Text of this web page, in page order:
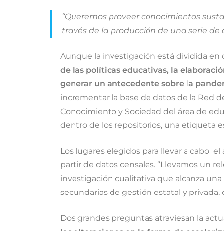
“Queremos proveer conocimientos
través de la producción de una serie
Aunque la investigación está dividida en
de las políticas educativas, la
generar un antecedente sobre la
incrementar la base de datos de la Red
Conocimiento y Sociedad del área de
dentro de los repositorios, una etiqueta
Los lugares elegidos para llevar a cabo
partir de datos censales. “Llevamos un
investigación cualitativa que alcanza
secundarias de gestión estatal y
Dos grandes preguntas atraviesan la